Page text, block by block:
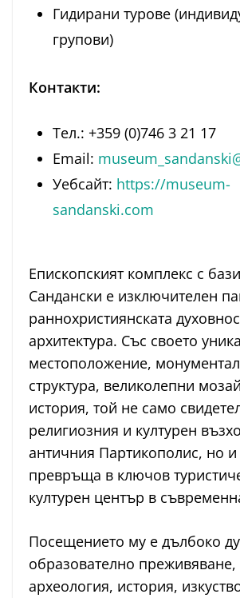
Гидирани турове
групови)
Контакти:
Тел.: +359 (0)746 3 21 17
Email:
Уебсайт: https://museum-
sandanski.com
Епископският комплекс с
Сандански е изключителен
раннохристиянската
архитектура. Със своето
местоположение,
структура, великолепни
история, той не само
религиозния и културен
античния Партикополис, но и
превръща в ключов
културен център в
Посещението му е дълбоко
образователно
археология, история,